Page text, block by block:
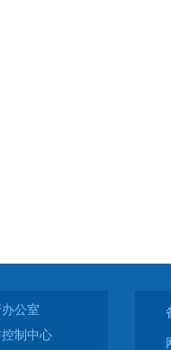
公室
制中心